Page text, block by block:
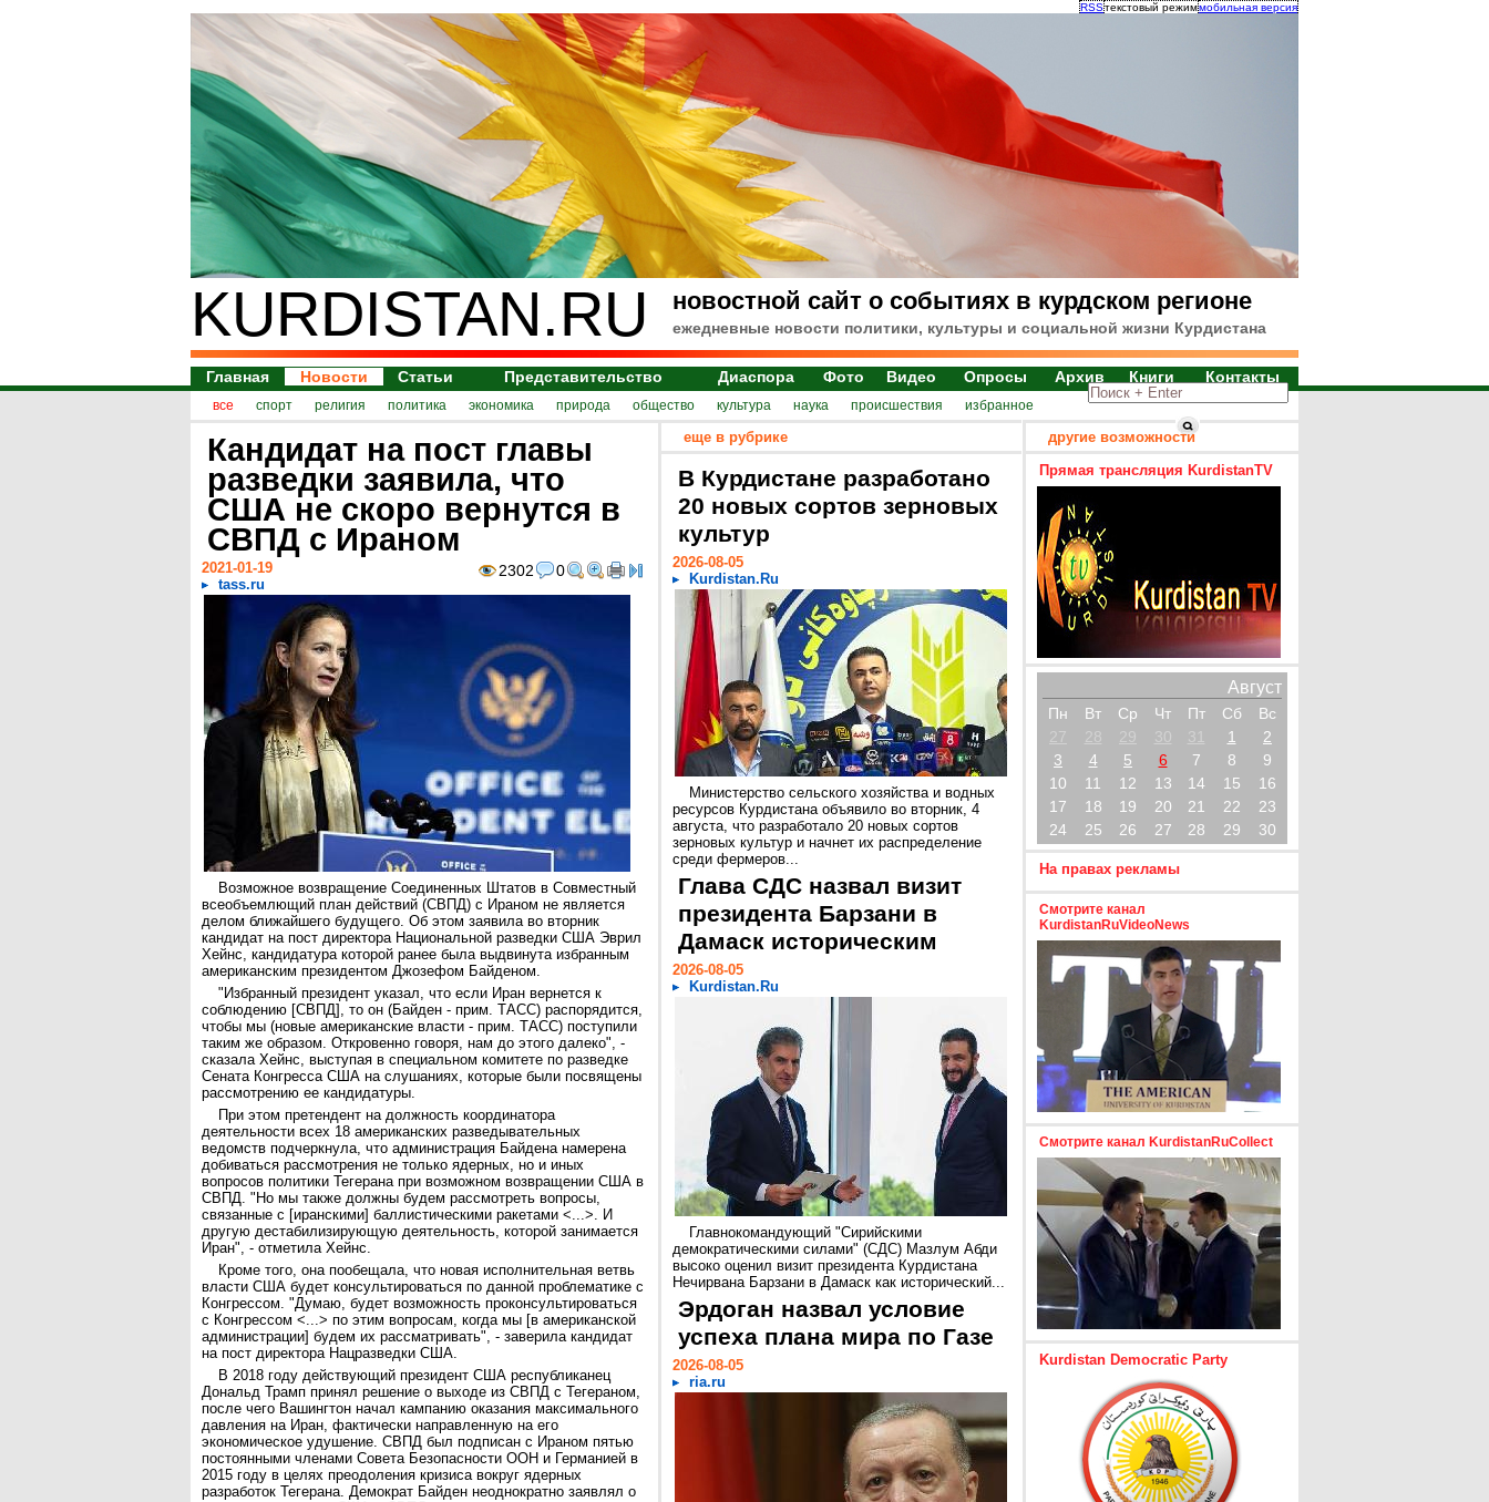
RSSтекстовый режиммобильная версия
KURDISTAN.RU новостной сайт о событиях в курдском регионе
ежедневные новости политики, культуры и социальной жизни Курдистана
Главная Новости Статьи Представительство Диаспора Фото Видео Опросы Архив Книги Контакты
все спорт религия политика экономика природа общество культура наука происшествия избранное
Кандидат на пост главы
разведки заявила, что
США не скоро вернутся в
СВПД с Ираном
2302 0
2021-01-19
tass.ru
Возможное возвращение Соединенных Штатов в Совместный
всеобъемлющий план действий (СВПД) с Ираном не является
делом ближайшего будущего. Об этом заявила во вторник
кандидат на пост директора Национальной разведки США Эврил
Хейнс, кандидатура которой ранее была выдвинута избранным
американским президентом Джозефом Байденом.
"Избранный президент указал, что если Иран вернется к
соблюдению [СВПД], то он (Байден - прим. ТАСС) распорядится,
чтобы мы (новые американские власти - прим. ТАСС) поступили
таким же образом. Откровенно говоря, нам до этого далеко", -
сказала Хейнс, выступая в специальном комитете по разведке
Сената Конгресса США на слушаниях, которые были посвящены
рассмотрению ее кандидатуры.
При этом претендент на должность координатора
деятельности всех 18 американских разведывательных
ведомств подчеркнула, что администрация Байдена намерена
добиваться рассмотрения не только ядерных, но и иных
вопросов политики Тегерана при возможном возвращении США в
СВПД. "Но мы также должны будем рассмотреть вопросы,
связанные с [иранскими] баллистическими ракетами <...>. И
другую дестабилизирующую деятельность, которой занимается
Иран", - отметила Хейнс.
Кроме того, она пообещала, что новая исполнительная ветвь
власти США будет консультироваться по данной проблематике с
Конгрессом. "Думаю, будет возможность проконсультироваться
с Конгрессом <...> по этим вопросам, когда мы [в американской
администрации] будем их рассматривать", - заверила кандидат
на пост директора Нацразведки США.
В 2018 году действующий президент США республиканец
Дональд Трамп принял решение о выходе из СВПД с Тегераном,
после чего Вашингтон начал кампанию оказания максимального
давления на Иран, фактически направленную на его
экономическое удушение. СВПД был подписан с Ираном пятью
постоянными членами Совета Безопасности ООН и Германией в
2015 году в целях преодоления кризиса вокруг ядерных
разработок Тегерана. Демократ Байден неоднократно заявлял о
еще в рубрике
В Курдистане разработано
20 новых сортов зерновых
культур
2026-08-05
Kurdistan.Ru
Министерство сельского хозяйства и водных
ресурсов Курдистана объявило во вторник, 4
августа, что разработало 20 новых сортов
зерновых культур и начнет их распределение
среди фермеров...
Глава СДС назвал визит
президента Барзани в
Дамаск историческим
2026-08-05
Kurdistan.Ru
Главнокомандующий "Сирийскими
демократическими силами" (СДС) Мазлум Абди
высоко оценил визит президента Курдистана
Нечирвана Барзани в Дамаск как исторический...
Эрдоган назвал условие
успеха плана мира по Газе
2026-08-05
ria.ru
другие возможности
Прямая трансляция KurdistanTV
Август
Пн Вт Ср Чт Пт Сб
Вс
27
28 29 30 31 1
2
3
4 5 6 7 8
9
10
11 12 13 14 15
16
17
18 19 20 21 22
23
24
25 26 27 28 29 30
На правах рекламы
Смотрите канал
KurdistanRuVideoNews
Смотрите канал KurdistanRuCollect
Kurdistan Democratic Party